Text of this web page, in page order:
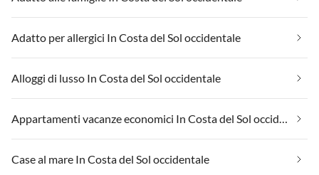
Adatto per allergici In Costa del Sol occidentale
Alloggi di lusso In Costa del Sol occidentale
Appartamenti vacanze economici In Costa del Sol occidentale
Case al mare In Costa del Sol occidentale